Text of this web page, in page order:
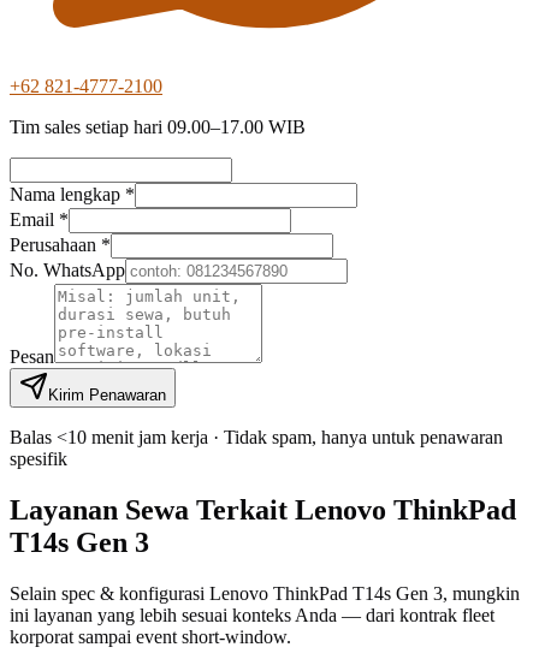
+62 821-4777-2100
Tim sales setiap hari 09.00–17.00 WIB
Nama lengkap *
Email *
Perusahaan *
No. WhatsApp
Pesan
Kirim Penawaran
Balas <10 menit jam kerja · Tidak spam, hanya untuk penawaran
spesifik
Layanan Sewa Terkait Lenovo ThinkPad
T14s Gen 3
Selain spec & konfigurasi Lenovo ThinkPad T14s Gen 3, mungkin
ini layanan yang lebih sesuai konteks Anda — dari kontrak fleet
korporat sampai event short-window.